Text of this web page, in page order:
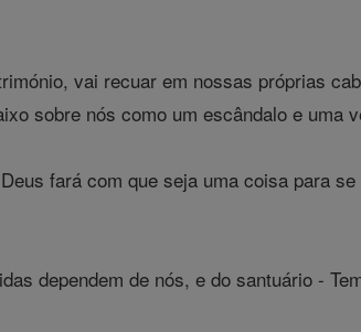
vai recuar em nossas próprias
sobre nós como um escândalo e uma
fará com que seja uma coisa para se
dependem de nós, e do santuário -